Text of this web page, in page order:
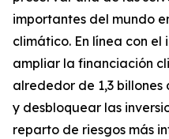
importantes del mundo
climático. En línea con el
ampliar la financiación
alrededor de 1,3 billones
y desbloquear las
reparto de riesgos más